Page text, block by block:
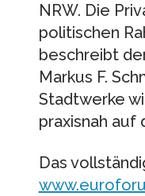
NRW. Die
politischen
beschreibt
Markus F.
Stadtwerke
praxisnah auf
Das